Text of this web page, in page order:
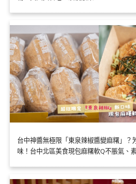
台中神醬無極限「東泉辣椒醬變麻糬」？
味！台中北區美食現包麻糬軟Q不脹氣、